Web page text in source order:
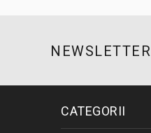
NEWSLETTER
CATEGORII